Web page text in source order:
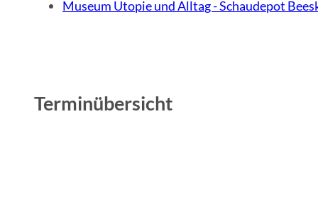
Museum Utopie und Alltag - Schaudepot
Terminübersicht